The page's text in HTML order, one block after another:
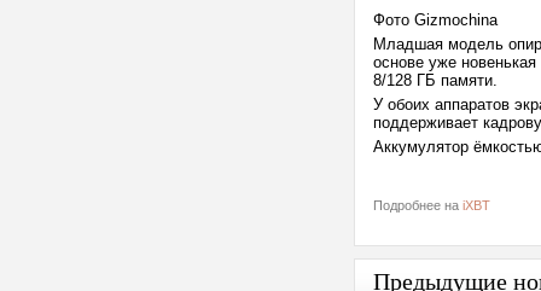
Фото Gizmochina
Младшая модель
основе уже
8/128 ГБ памяти.
У обоих аппаратов
поддерживает
Аккумулятор
Подробнее на iXBT
Предыдущие